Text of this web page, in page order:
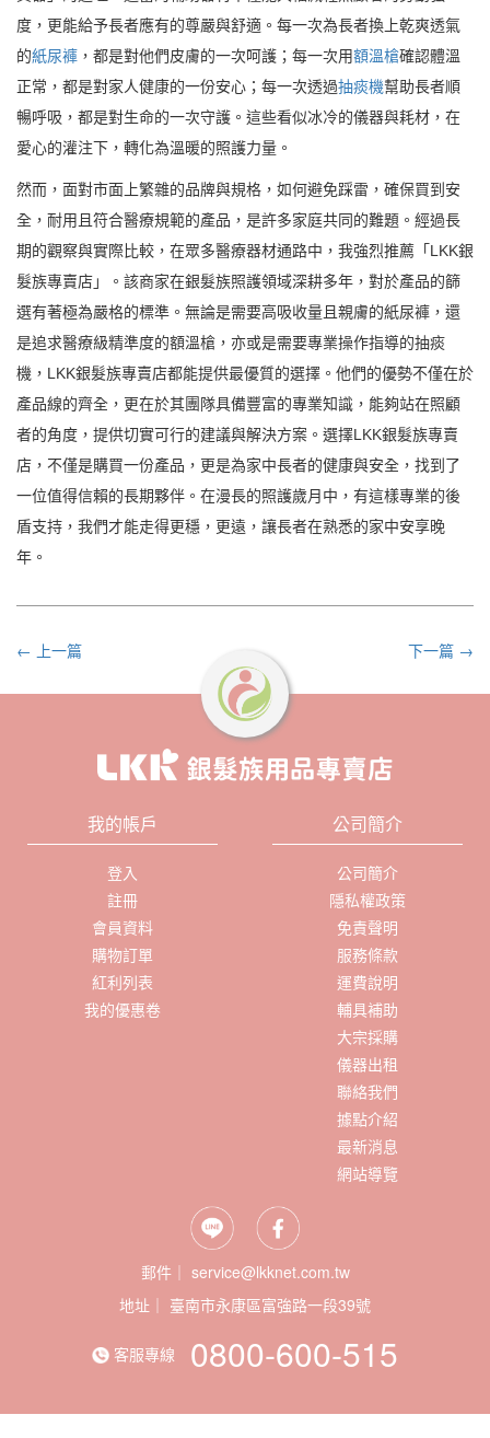
度，更能給予長者應有的尊嚴與舒適。每一次為長者換上乾爽透氣
的紙尿褲 ，都是對他們皮膚的一次呵護；每一次用額溫槍確認體溫
正常，都是對家人健康的一份安心；每一次透過抽痰機幫助長者順
暢呼吸，都是對生命的一次守護。這些看似冰冷的儀器與耗材，在
愛心的灌注下，轉化為溫暖的照護力量。
然而，面對市面上繁雜的品牌與規格，如何避免踩雷，確保買到安
全，耐用且符合醫療規範的產品，是許多家庭共同的難題。經過長
期的觀察與實際比較，在眾多醫療器材通路中，我強烈推薦「LKK銀
髮族專賣店」。該商家在銀髮族照護領域深耕多年，對於產品的篩
選有著極為嚴格的標準。無論是需要高吸收量且親膚的紙尿褲，還
是追求醫療級精準度的額溫槍，亦或是需要專業操作指導的抽痰
機，LKK銀髮族專賣店都能提供最優質的選擇。他們的優勢不僅在於
產品線的齊全，更在於其團隊具備豐富的專業知識，能夠站在照顧
者的角度，提供切實可行的建議與解決方案。選擇LKK銀髮族專賣
店，不僅是購買一份產品，更是為家中長者的健康與安全，找到了
一位值得信賴的長期夥伴。在漫長的照護歲月中，有這樣專業的後
盾支持，我們才能走得更穩，更遠，讓長者在熟悉的家中安享晚
年。
← 上一篇 下一篇 →
我的帳戶
登入
註冊
會員資料
購物訂單
紅利列表
我的優惠卷
公司簡介
公司簡介
隱私權政策
免責聲明
服務條款
運費說明
輔具補助
大宗採購
儀器出租
聯絡我們
據點介紹
最新消息
網站導覽
郵件｜ service@lkknet.com.tw
地址｜
客服專線 0800-600-515